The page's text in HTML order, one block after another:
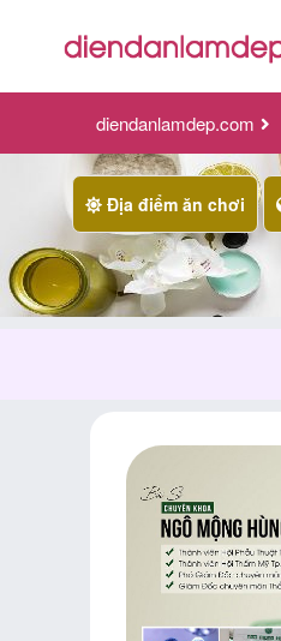
diendanlamdep.com
Địa điểm ăn chơi